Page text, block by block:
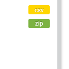
csv
zip